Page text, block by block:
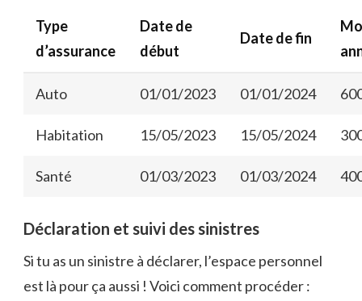
Type
d’assurance
Date de
début
Date de fin
Auto 01/01/2023 01/01/2024
Habitation 15/05/2023 15/05/2024
Santé 01/03/2023 01/03/2024
Déclaration et suivi des sinistres
Si tu as un sinistre à déclarer, l’espace personnel
est là pour ça aussi ! Voici comment procéder :